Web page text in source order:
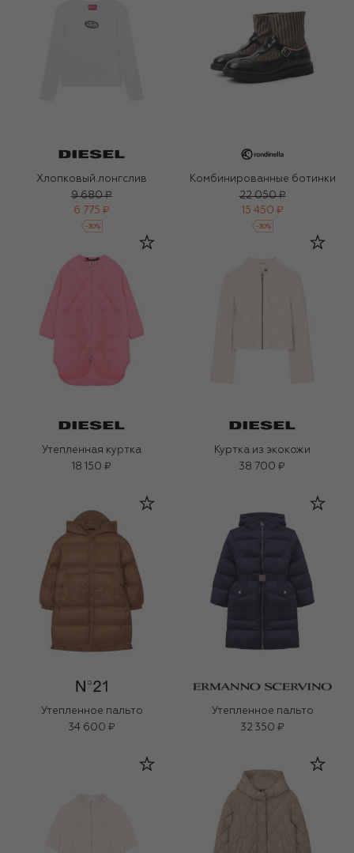
Хлопковый лонгслив
9 680 ₽
6 775 ₽
-30%
Комбинированные ботинки
22 050 ₽
15 450 ₽
-30%
Утепленная куртка
18 150 ₽
Куртка из экокожи
38 700 ₽
Утепленное пальто
34 600 ₽
Утепленное пальто
32 350 ₽